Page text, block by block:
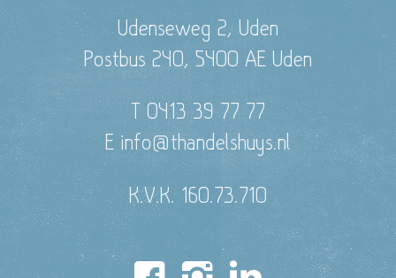
Udenseweg 2, Uden
Postbus 240, 5400 AE Uden
T 0413 39 77 77
E info@thandelshuys.nl
K.V.K. 160.73.710